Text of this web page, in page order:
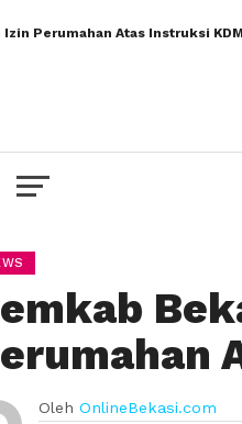
Perumahan Atas Instruksi KDM
Oleh OnlineBekasi.com